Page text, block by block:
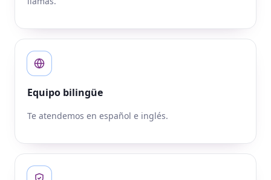
Equipo bilingüe
Te atendemos en español e inglés.